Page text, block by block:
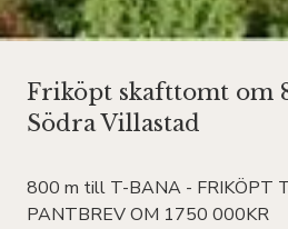
Friköpt skafttomt om
Södra Villastad
800 m till T-BANA - FRIKÖPT
PANTBREV OM 1750 000KR